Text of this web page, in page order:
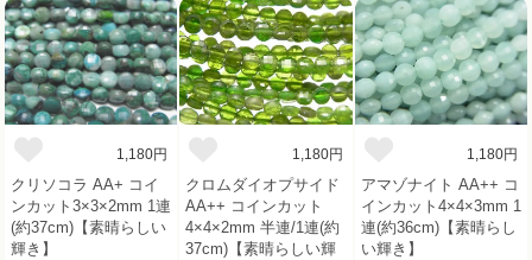
1,180円
クリソコラ AA+ コイ
ンカット3×3×2mm 1連
(約37cm)【素晴らしい
輝き】
1,180円
クロムダイオプサイド
AA++ コインカット
4×4×2mm 半連/1連(約
37cm)【素晴らしい輝
1,180円
アマゾナイト AA++ コ
インカット4×4×3mm 1
連(約36cm)【素晴らし
い輝き】